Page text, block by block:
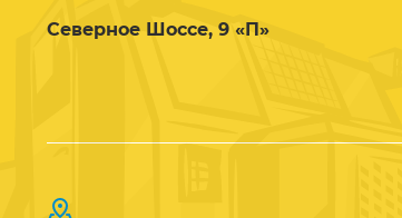
Северное Шоссе, 9 «П»